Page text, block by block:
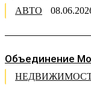
АВТО
Объединение